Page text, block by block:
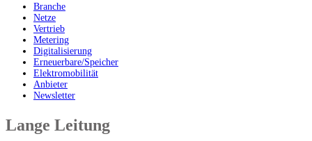
Branche
Netze
Vertrieb
Metering
Digitalisierung
Erneuerbare/Speicher
Elektromobilität
Anbieter
Newsletter
Lange Leitung